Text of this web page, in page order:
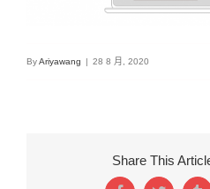
ByAriyawang | 28 8 月, 2020
Share This